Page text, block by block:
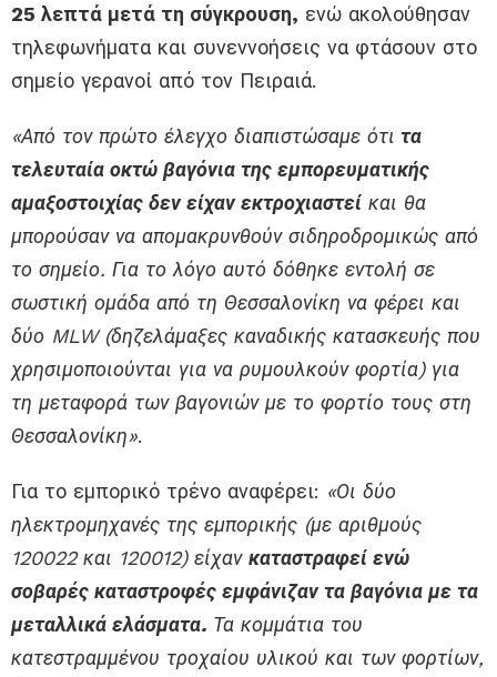
25 λεπτά μετά τη σύγκρουση, ενώ ακολούθησαν
τηλεφωνήματα και συνεννοήσεις να φτάσουν στο
σημείο γερανοί από τον Πειραιά.
«Από τον πρώτο έλεγχο διαπιστώσαμε ότι τα
τελευταία οκτώ βαγόνια της εμπορευματικής
αμαξοστοιχίας δεν είχαν εκτροχιαστεί και θα
μπορούσαν να απομακρυνθούν σιδηροδρομικώς από
το σημείο. Για το λόγο αυτό δόθηκε εντολή σε
σωστική ομάδα από τη Θεσσαλονίκη να φέρει και
δύο MLW (δηζελάμαξες καναδικής κατασκευής που
χρησιμοποιούνται για να ρυμουλκούν φορτία) για
τη μεταφορά των βαγονιών με το φορτίο τους στη
Θεσσαλονίκη».
Για το εμπορικό τρένο αναφέρει: «Οι δύο
ηλεκτρομηχανές της εμπορικής (με αριθμούς
120022 και 120012) είχαν καταστραφεί ενώ
σοβαρές καταστροφές εμφάνιζαν τα βαγόνια με τα
μεταλλικά ελάσματα. Τα κομμάτια του
κατεστραμμένου τροχαίου υλικού και των φορτίων,